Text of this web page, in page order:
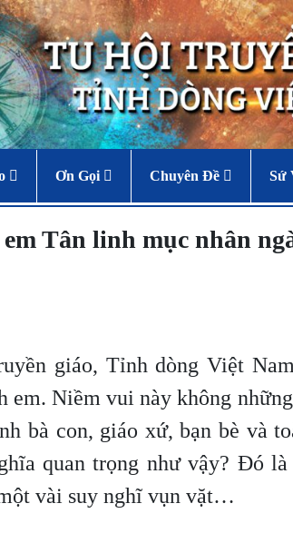
Ơn Gọi Chuyên Đề Sứ
em Tân linh mục nhân
giáo, Tỉnh dòng Việt
em. Niềm vui này không
bà con, giáo xứ, bạn bè và
quan trọng như vậy? Đó
vài suy nghĩ vụn vặt…